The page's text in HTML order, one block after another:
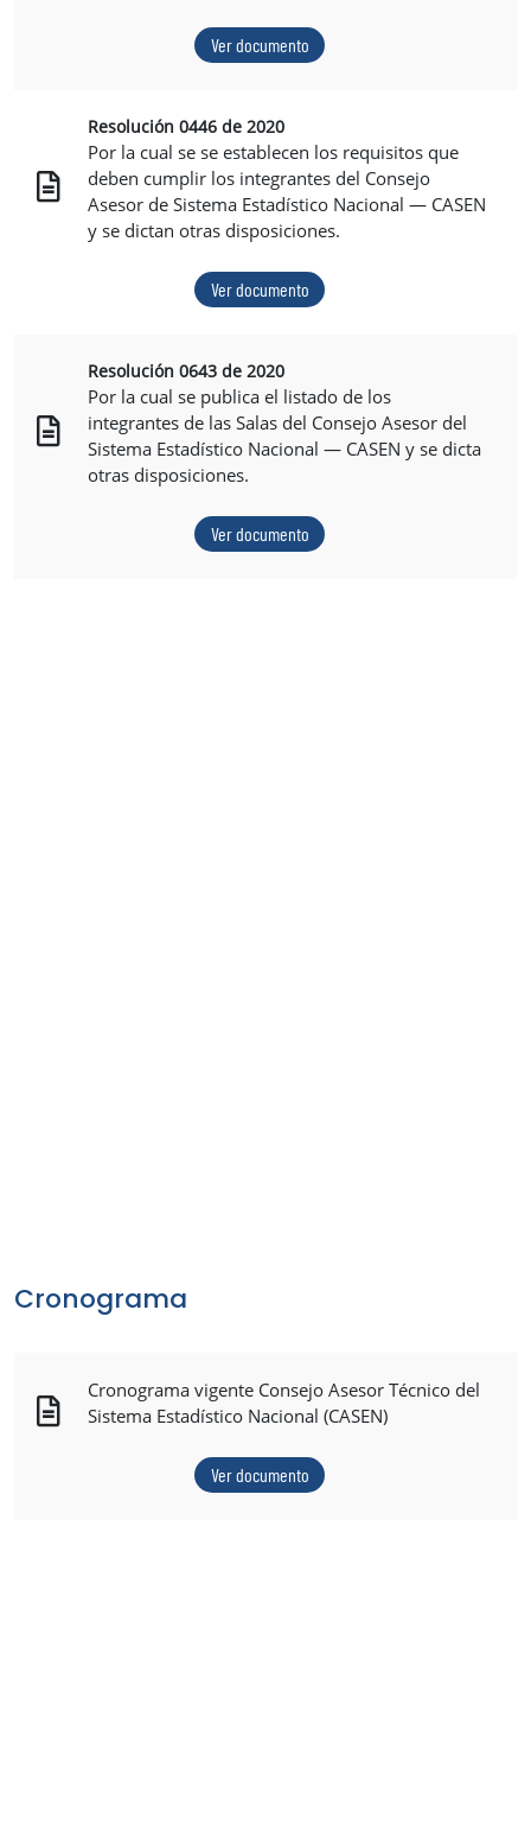
Ver documento
Resolución 0446 de 2020
Por la cual se se establecen los requisitos que
deben cumplir los integrantes del Consejo
Asesor de Sistema Estadístico Nacional — CASEN
y se dictan otras disposiciones.
Ver documento
Resolución 0643 de 2020
Por la cual se publica el listado de los
integrantes de las Salas del Consejo Asesor del
Sistema Estadístico Nacional — CASEN y se dicta
otras disposiciones.
Ver documento
Cronograma
Cronograma vigente Consejo Asesor Técnico del
Sistema Estadístico Nacional (CASEN)
Ver documento